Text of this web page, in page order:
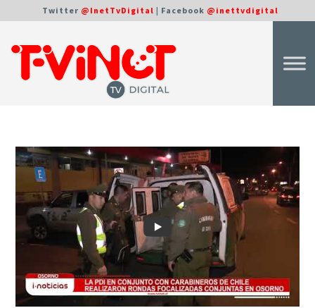
Twitter @InetTvDigital | Facebook @inettvdigital